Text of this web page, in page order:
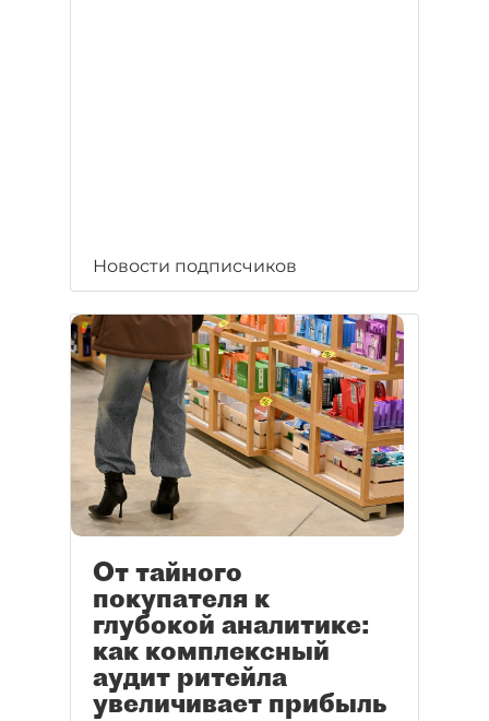
Новости подписчиков
От тайного
покупателя к
глубокой аналитике:
как комплексный
аудит ритейла
увеличивает прибыль